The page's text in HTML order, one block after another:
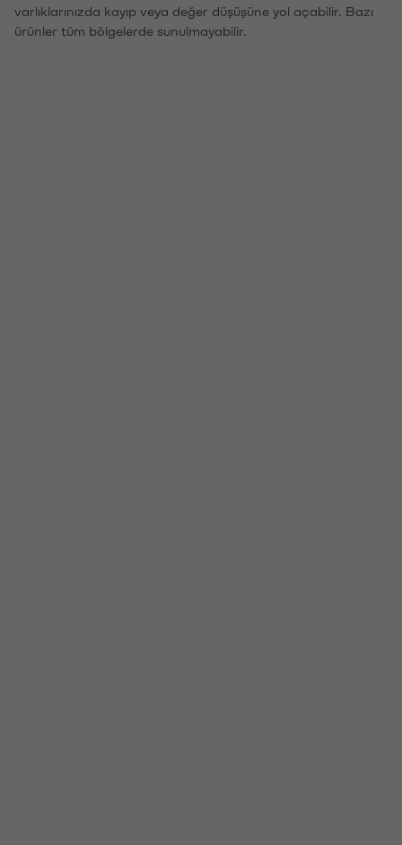
varlıklarınızda kayıp veya değer düşüşüne yol açabilir. Bazı
ürünler tüm bölgelerde sunulmayabilir.